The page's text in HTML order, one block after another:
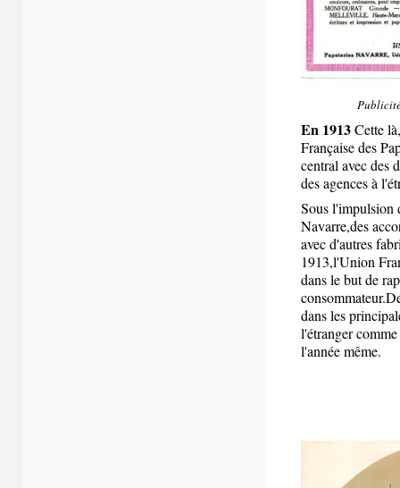
En 1913Cette
Française des
central avec des
des agences à
Sous l'impulsion
Navarre,des
avec d'autres
1913,l'Union
dans le but de
dans les
l'étranger
l'année même.